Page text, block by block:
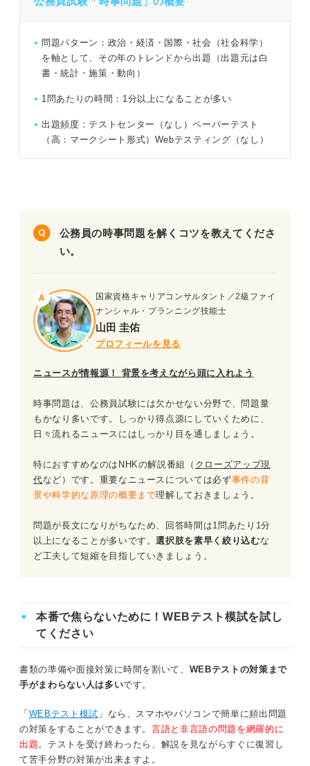
問題25（難易度：★★★★☆）
問題26（難易度：★★★★☆）
問題27（難易度：★★★★☆）
問題29（難易度：★★★★☆）
問題34（難易度：★★★★★）
問題35（難易度：★★★★★）
問題36（難易度：★★★★★）
問題39（難易度：★★★★★）
問題40（難易度：★★★★★）
公務員試験「時事問題」を対策する際のポイント
問題パターン：政治・経済・国際・社会（社会科学）
を軸として、その年のトレンドから出題（出題元は白
書・統計・施策・動向）
1問あたりの時間：1分以上になることが多い
出題頻度：テストセンター（なし）ペーパーテスト
（高：マークシート形式）Webテスティング（なし）
公務員の時事問題を解くコツを教えてくださ
い。
国家資格キャリアコンサルタント／2級ファイ
ナンシャル・プランニング技能士
山田 圭佑
プロフィールを見る
ニュースが情報源！ 背景を考えながら頭に入れよう
時事問題は、公務員試験には欠かせない分野で、問題量
もかなり多いです。しっかり得点源にしていくために、
日々流れるニュースにはしっかり目を通しましょう。
特におすすめなのはNHKの解説番組（ クローズアップ現
代など）です。重要なニュースについては必ず事件の背
景や科学的な原理の概要まで理解しておきましょう。
問題が長文になりがちなため、回答時間は1問あたり1分
以上になることが多いです。選択肢を素早く絞り込むな
ど工夫して短縮を目指していきましょう。
本番で焦らないために！WEBテスト模試を試し
てください
書類の準備や面接対策に時間を割いて、 WEBテストの対策まで
手がまわらない人は多いです。
「 WEBテスト模試 」なら、スマホやパソコンで簡単に頻出問題
の対策をすることができます。言語と非言語の問題を網羅的に
出題 。テストを受け終わったら、解説を見ながらすぐに復習し
て苦手分野の対策が出来ますよ。
問題3（難易度：★★☆☆☆）
問題4（難易度：★★☆☆☆）
問題5（難易度：★★☆☆☆）
問題6（難易度：★★☆☆☆）
問題9（難易度：★★★☆☆）
問題10（難易度：★★★☆☆）
問題12（難易度：★★★☆☆）
問題13（難易度：★★★☆☆）
問題14（難易度：★★★☆☆）
問題15（難易度：★★★☆☆）
問題16（難易度：★★★☆☆）
問題17（難易度：★★★☆☆）
問題18（難易度：★★★☆☆）
問題19（難易度：★★★☆☆）
問題20（難易度：★★★☆☆）
問題22（難易度：★★★★☆）
問題24（難易度：★★★★☆）
問題25（難易度：★★★★☆）
問題26（難易度：★★★★☆）